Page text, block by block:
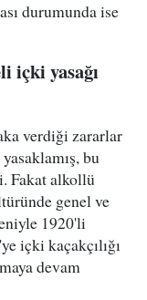
durumunda ise
içki yasağı
verdiği zararlar
bu
Fakat alkollü
genel ve
1920'li
içki kaçakçılığı
devam